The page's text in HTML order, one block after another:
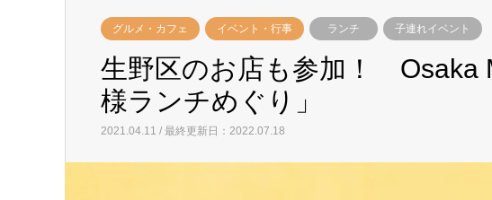
グルメ・カフェ イベント・行事 ランチ 子連れイベント
生野区のお店も参加！ Osaka
様ランチめぐり」
2021.04.11 / 最終更新日：2022.07.18